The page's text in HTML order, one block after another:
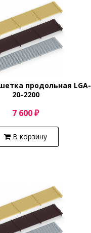
продольная LGA-
20-2200
7 600 ₽
В корзину